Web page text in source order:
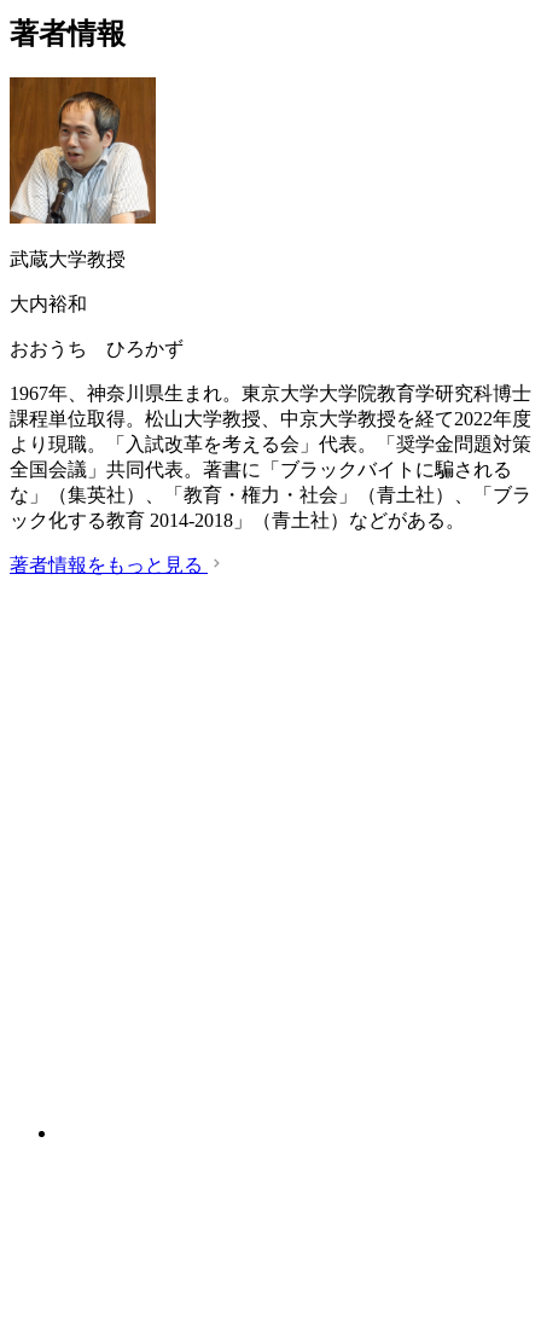
著者情報
武蔵大学教授
大内裕和
おおうち ひろかず
1967年、神奈川県生まれ。東京大学大学院教育学研究科博士
課程単位取得。松山大学教授、中京大学教授を経て2022年度
より現職。「入試改革を考える会」代表。「奨学金問題対策
全国会議」共同代表。著書に「ブラックバイトに騙される
な」（集英社）、「教育・権力・社会」（青土社）、「ブラ
ック化する教育 2014-2018」（青土社）などがある。
著者情報をもっと見る